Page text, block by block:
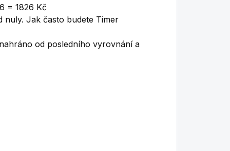
= 1826 Kč
nuly. Jak často budete Timer
od posledního vyrovnání a